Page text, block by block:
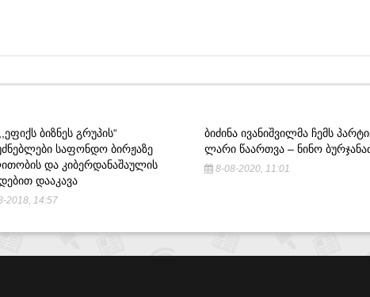
ᲑᲘᲖᲜᲔᲡ ᲒᲠᲣᲞᲘᲡ“
ᲡᲐᲤᲝᲜᲓᲝ ᲑᲘᲠᲟᲐᲖᲔ
ᲓᲐ ᲙᲘᲑᲔᲠᲓᲐᲜᲐᲨᲐᲣᲚᲘᲡ
ᲓᲐᲐᲙᲐᲕᲐ
2018, 14:57
ᲑᲘᲫᲘᲜᲐ ᲘᲕᲐᲜᲘᲨᲕᲘᲚᲛᲐ ᲩᲔᲛᲡ
ᲚᲐᲠᲘ ᲬᲐᲐᲠᲗᲕᲐ – ᲜᲘᲜᲝ
8-08-2020, 11:01